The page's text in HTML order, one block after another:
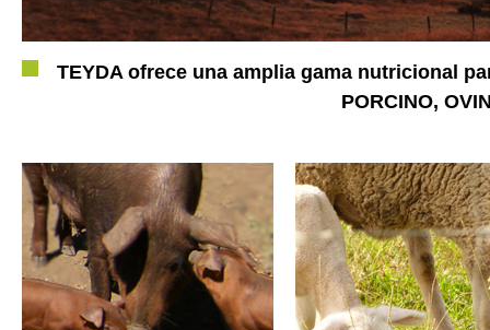
TEYDA ofrece una amplia gama nutricional
PORCINO,